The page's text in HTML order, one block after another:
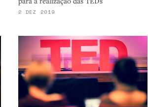
2 DEZ 2019